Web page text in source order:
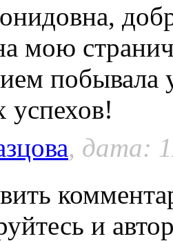
мою
успехов!
, дата:
и